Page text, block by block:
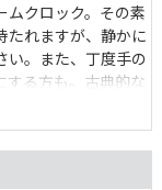
ムクロック。その素
たれますが、静かに
い。また、丁度手の
する方も。古典的な